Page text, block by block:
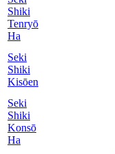
Shiki
Tenryō
Ha
Seki
Shiki
Kisōen
Seki
Shiki
Konsō
Ha